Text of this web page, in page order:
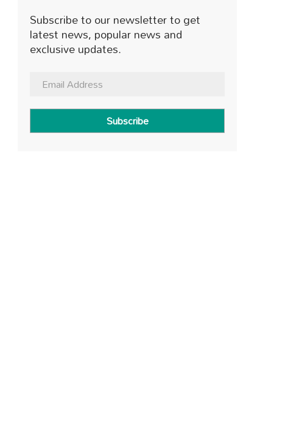
Subscribe to our newsletter to get
latest news, popular news and
exclusive updates.
Subscribe